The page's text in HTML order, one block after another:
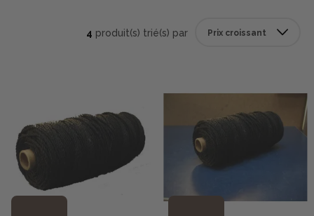
4 produit(s) trié(s) par